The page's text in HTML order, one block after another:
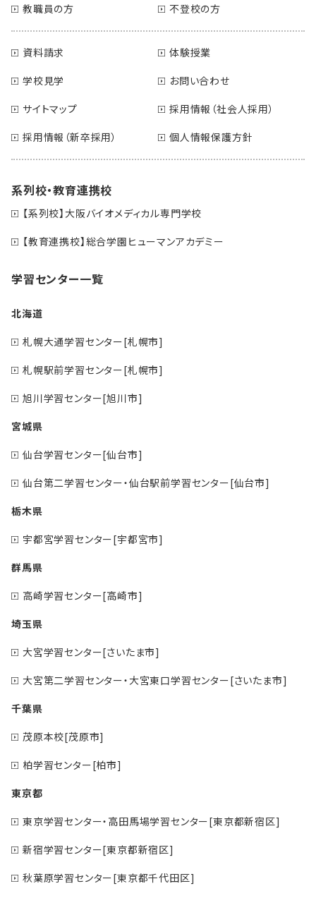
教職員の方 不登校の方
資料請求
体験授業
学校見学
お問い合わせ
サイトマップ
採用情報（社会人採用）
採用情報（新卒採用）
個人情報保護方針
系列校・教育連携校
【系列校】大阪バイオメディカル専門学校
【教育連携校】総合学園ヒューマンアカデミー
学習センター一覧
北海道
札幌大通学習センター[札幌市]
札幌駅前学習センター[札幌市]
旭川学習センター[旭川市]
宮城県
仙台学習センター[仙台市]
仙台第二学習センター・仙台駅前学習センター[仙台市]
栃木県
宇都宮学習センター[宇都宮市]
群馬県
高崎学習センター[高崎市]
埼玉県
大宮学習センター[さいたま市]
大宮第二学習センター・大宮東口学習センター[さいたま市]
千葉県
茂原本校[茂原市]
柏学習センター[柏市]
東京都
東京学習センター・高田馬場学習センター[東京都新宿区]
新宿学習センター[東京都新宿区]
秋葉原学習センター[東京都千代田区]